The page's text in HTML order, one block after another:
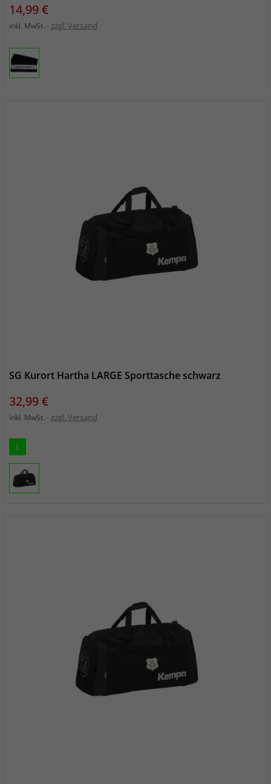
Preis
14,99 €
inkl. MwSt. zzgl. Versand
SG Kurort Hartha LARGE Sporttasche schwarz
Preis
32,99 €
inkl. MwSt. zzgl. Versand
L